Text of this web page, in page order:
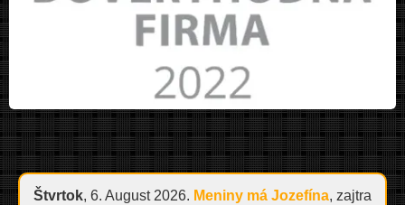
Štvrtok, 6. August 2026. Meniny má Jozefína, zajtra